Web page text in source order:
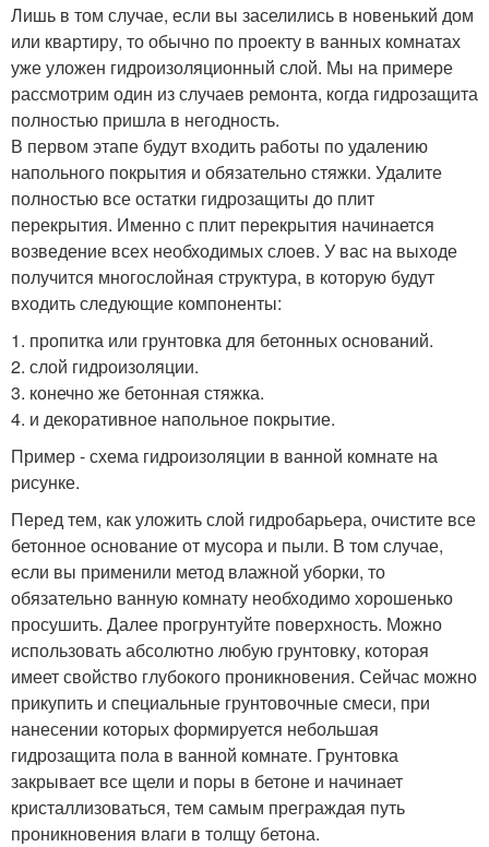
Лишь в том случае, если вы заселились в новенький дом
или квартиру, то обычно по проекту в ванных комнатах
уже уложен гидроизоляционный слой. Мы на примере
рассмотрим один из случаев ремонта, когда гидрозащита
полностью пришла в негодность.
В первом этапе будут входить работы по удалению
напольного покрытия и обязательно стяжки. Удалите
полностью все остатки гидрозащиты до плит
перекрытия. Именно с плит перекрытия начинается
возведение всех необходимых слоев. У вас на выходе
получится многослойная структура, в которую будут
входить следующие компоненты:
1. пропитка или грунтовка для бетонных оснований.
2. слой гидроизоляции.
3. конечно же бетонная стяжка.
4. и декоративное напольное покрытие.
Пример - схема гидроизоляции в ванной комнате на
рисунке.
Перед тем, как уложить слой гидробарьера, очистите все
бетонное основание от мусора и пыли. В том случае,
если вы применили метод влажной уборки, то
обязательно ванную комнату необходимо хорошенько
просушить. Далее прогрунтуйте поверхность. Можно
использовать абсолютно любую грунтовку, которая
имеет свойство глубокого проникновения. Сейчас можно
прикупить и специальные грунтовочные смеси, при
нанесении которых формируется небольшая
гидрозащита пола в ванной комнате. Грунтовка
закрывает все щели и поры в бетоне и начинает
кристаллизоваться, тем самым преграждая путь
проникновения влаги в толщу бетона.